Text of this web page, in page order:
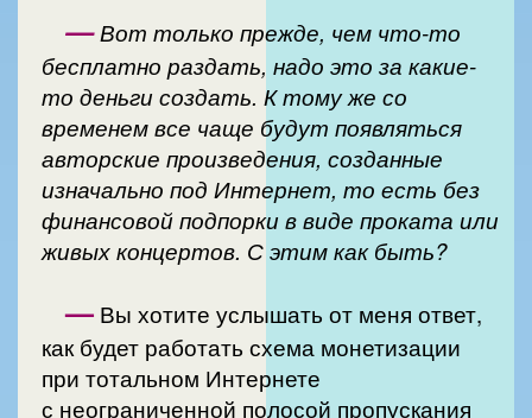
—Вот только прежде, чем что-то
бесплатно раздать, надо это за какие-
то деньги создать. К тому же со
временем все чаще будут появляться
авторские произведения, созданные
изначально под Интернет, то есть без
финансовой подпорки в виде проката или
живых концертов. С этим как быть?
— Вы хотите услышать от меня ответ,
как будет работать схема монетизации
при тотальном Интернете
с неограниченной полосой пропускания